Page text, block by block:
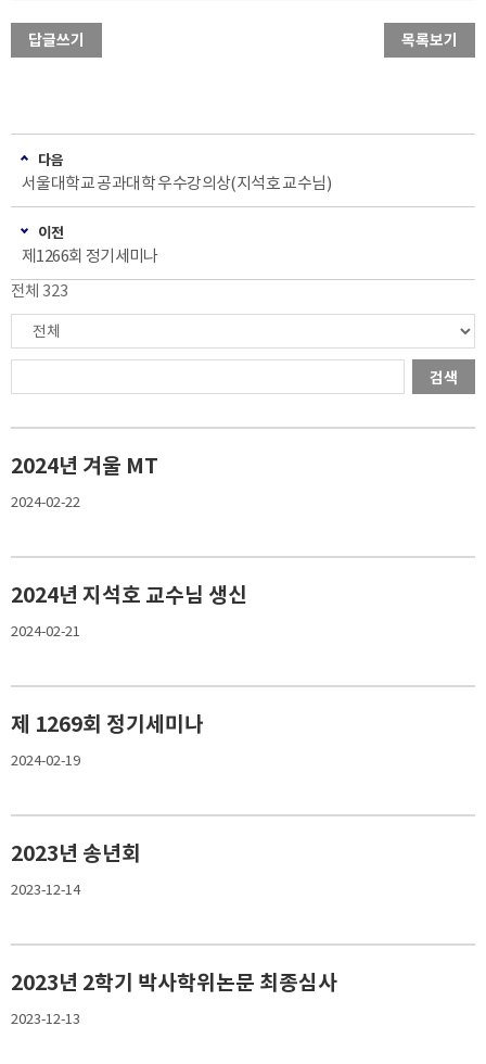
답글쓰기 목록보기
다음
서울대학교 공과대학 우수강의상(지석호 교수님)
이전
제1266회 정기세미나
전체 323
검색
2024년 겨울 MT
2024-02-22
2024년 지석호 교수님 생신
2024-02-21
제 1269회 정기세미나
2024-02-19
2023년 송년회
2023-12-14
2023년 2학기 박사학위논문 최종심사
2023-12-13